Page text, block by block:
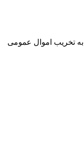
به تخریب اموال عمومی